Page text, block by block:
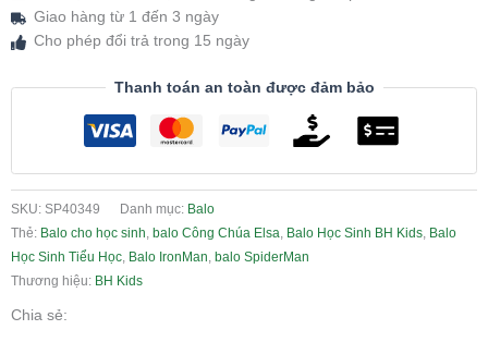
Giao hàng từ 1 đến 3 ngày
Cho phép đổi trả trong 15 ngày
Thanh toán an toàn được đảm bảo
SKU: SP40349 Danh mục: Balo
Thẻ: Balo cho học sinh, balo Công Chúa Elsa, Balo Học Sinh BH Kids, Balo
Học Sinh Tiểu Học, Balo IronMan, balo SpiderMan
Thương hiệu: BH Kids
Chia sẻ: